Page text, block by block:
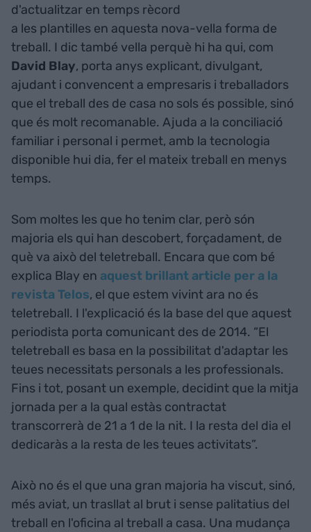
d'actualitzar en temps rècord
a les plantilles en aquesta nova-vella forma de
treball. I dic també vella perquè hi ha qui, com
David Blay, porta anys explicant, divulgant,
ajudant i convencent a empresaris i treballadors
que el treball des de casa no sols és possible, sinó
que és molt recomanable. Ajuda a la conciliació
familiar i personal i permet, amb la tecnologia
disponible hui dia, fer el mateix treball en menys
temps.
Som moltes les que ho tenim clar, però són
majoria els qui han descobert, forçadament, de
què va això del teletreball. Encara que com bé
explica Blay en aquest brillant article per a la
revista Telos, el que estem vivint ara no és
teletreball. I l'explicació és la base del que aquest
periodista porta comunicant des de 2014. “El
teletreball es basa en la possibilitat d'adaptar les
teues necessitats personals a les professionals.
Fins i tot, posant un exemple, decidint que la mitja
jornada per a la qual estàs contractat
transcorrerà de 21 a 1 de la nit. I la resta del dia el
dedicaràs a la resta de les teues activitats”.
Això no és el que una gran majoria ha viscut, sinó,
més aviat, un trasllat al brut i sense palitatius del
treball en l'oficina al treball a casa. Una mudança